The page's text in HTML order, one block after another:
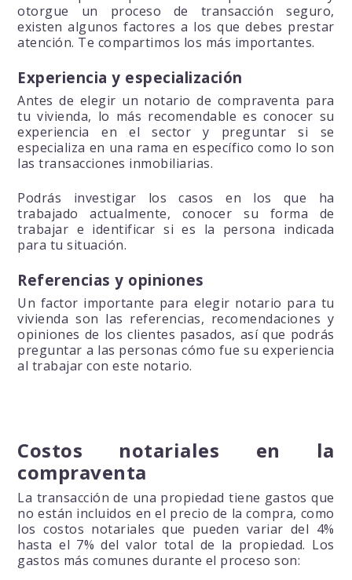
otorgue un proceso de transacción seguro,
existen algunos factores a los que debes prestar
atención. Te compartimos los más importantes.
Experiencia y especialización
Antes de elegir un notario de compraventa para
tu vivienda, lo más recomendable es conocer su
experiencia en el sector y preguntar si se
especializa en una rama en específico como lo son
las transacciones inmobiliarias.
Podrás investigar los casos en los que ha
trabajado actualmente, conocer su forma de
trabajar e identificar si es la persona indicada
para tu situación.
Referencias y opiniones
Un factor importante para elegir notario para tu
vivienda son las referencias, recomendaciones y
opiniones de los clientes pasados, así que podrás
preguntar a las personas cómo fue su experiencia
al trabajar con este notario.
Costos notariales en la
compraventa
La transacción de una propiedad tiene gastos que
no están incluidos en el precio de la compra, como
los costos notariales que pueden variar del 4%
hasta el 7% del valor total de la propiedad. Los
gastos más comunes durante el proceso son: